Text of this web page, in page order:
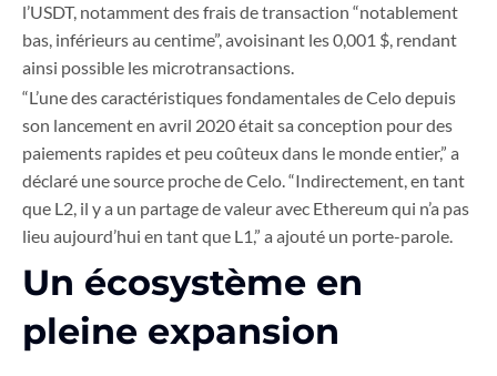
l’USDT, notamment des frais de transaction “notablement
bas, inférieurs au centime”, avoisinant les 0,001 $, rendant
ainsi possible les microtransactions.
“L’une des caractéristiques fondamentales de Celo depuis
son lancement en avril 2020 était sa conception pour des
paiements rapides et peu coûteux dans le monde entier,” a
déclaré une source proche de Celo. “Indirectement, en tant
que L2, il y a un partage de valeur avec Ethereum qui n’a pas
lieu aujourd’hui en tant que L1,” a ajouté un porte-parole.
Un écosystème en
pleine expansion